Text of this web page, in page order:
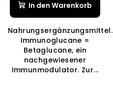
In den Warenkorb
Nahrungsergänzungsmittel.
Immunoglucane =
Betaglucane, ein
nachgewiesener
Immunmodulator. Zur...